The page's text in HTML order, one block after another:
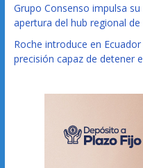
Grupo Consenso impulsa
apertura del hub regional
Roche introduce en
precisión capaz de detener